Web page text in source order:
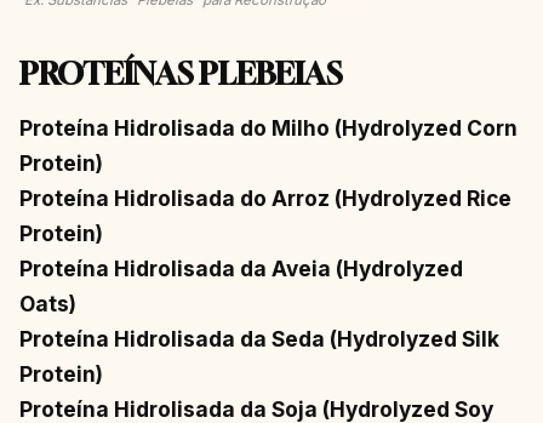
PROTEÍNAS PLEBEIAS
Proteína Hidrolisada do Milho (Hydrolyzed Corn
Protein)
Proteína Hidrolisada do Arroz (Hydrolyzed Rice
Protein)
Proteína Hidrolisada da Aveia (Hydrolyzed
Oats)
Proteína Hidrolisada da Seda (Hydrolyzed Silk
Protein)
Proteína Hidrolisada da Soja (Hydrolyzed Soy